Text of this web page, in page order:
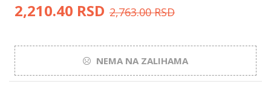
2,763.00RSD
2,210.40 RSD
NEMA NA ZALIHAMA